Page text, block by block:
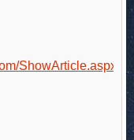
ShowArticle.aspx?